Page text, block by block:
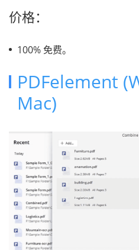
价格：
100% 免费。
PDFelement
Mac)